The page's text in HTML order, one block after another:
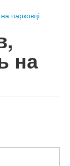
парковці
на